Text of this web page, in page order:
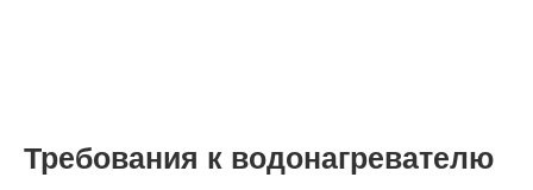
Требования к водонагревателю